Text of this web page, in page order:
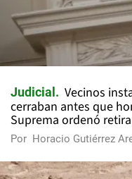
Judicial
Vecinos
cerraban antes que
Suprema ordenó
Por Horacio Gutiérrez